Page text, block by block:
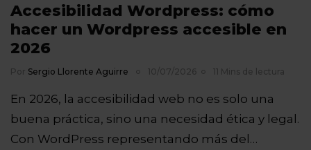
Accesibilidad Wordpress: cómo
hacer un Wordpress accesible en
2026
Por Sergio Llorente Aguirre 10/07/2026 11 Mins de lectura
En 2026, la accesibilidad web no es solo una
buena práctica, sino una necesidad ética y legal.
Con WordPress representando más del…